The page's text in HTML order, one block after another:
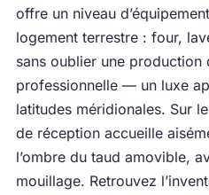
offre un niveau
logement terrestre : four,
sans oublier une production
professionnelle — un luxe
latitudes méridionales. Sur
de réception accueille
l’ombre du taud amovible,
mouillage. Retrouvez